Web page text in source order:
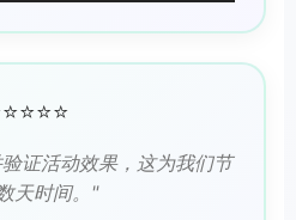
证活动效果，这为我们节
天时间。"